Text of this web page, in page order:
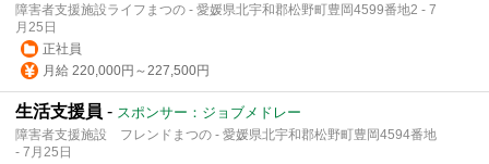
障害者支援施設ライフまつの - 愛媛県北宇和郡松野町豊岡4599番地2 - 7
月25日
正社員
月給 220,000円～227,500円
生活支援員 - スポンサー：ジョブメドレー
障害者支援施設 フレンドまつの - 愛媛県北宇和郡松野町豊岡4594番地
- 7月25日